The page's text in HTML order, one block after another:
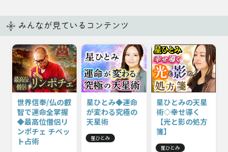
みんなが見ているコンテンツ
世界信奉/仏の叡
智で運命全掌握
◆最高位僧侶リ
ンポチェ チベッ
ト占術
星ひとみ◆運命
が変わる究極の
天星術
星ひとみ
星ひとみの天星
術◇幸せ導く
【光と影の処方
箋】
星ひとみ